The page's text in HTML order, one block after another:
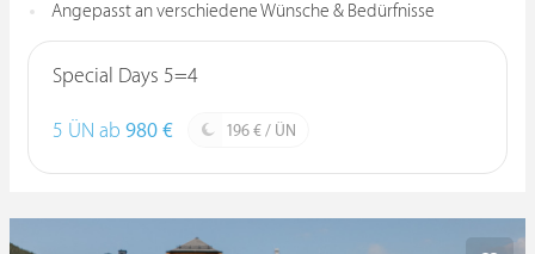
Angepasst an verschiedene Wünsche & Bedürfnisse
Special Days 5=4
5 ÜN ab 980 € 196 € / ÜN